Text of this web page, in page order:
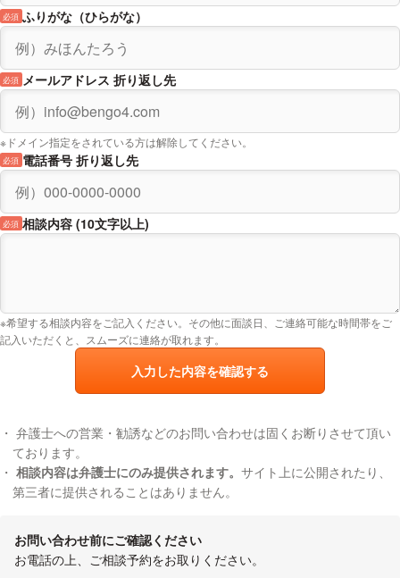
ふりがな（ひらがな）
必須
メールアドレス 折り返し先
必須
※ドメイン指定をされている方は解除してください。
電話番号 折り返し先
必須
相談内容 (10文字以上)
必須
※希望する相談内容をご記入ください。その他に面談日、ご連絡可能な時間帯をご
記入いただくと、スムーズに連絡が取れます。
入力した内容を確認する
弁護士への営業・勧誘などのお問い合わせは固くお断りさせて頂い
ております。
相談内容は弁護士にのみ提供されます。 サイト上に公開されたり、
第三者に提供されることはありません。
お問い合わせ前にご確認ください
お電話の上、ご相談予約をお取りください。